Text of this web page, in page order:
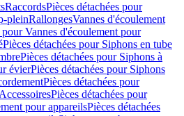
RaccordsPièces détachées pour
pleinRallongesVannes d'écoulement
pour Vannes d'écoulement pour
Pièces détachées pour Siphons en tube
Pièces détachées pour Siphons à
évierPièces détachées pour Siphons
Pièces détachées pour
AccessoiresPièces détachées pour
pour appareilsPièces détachées